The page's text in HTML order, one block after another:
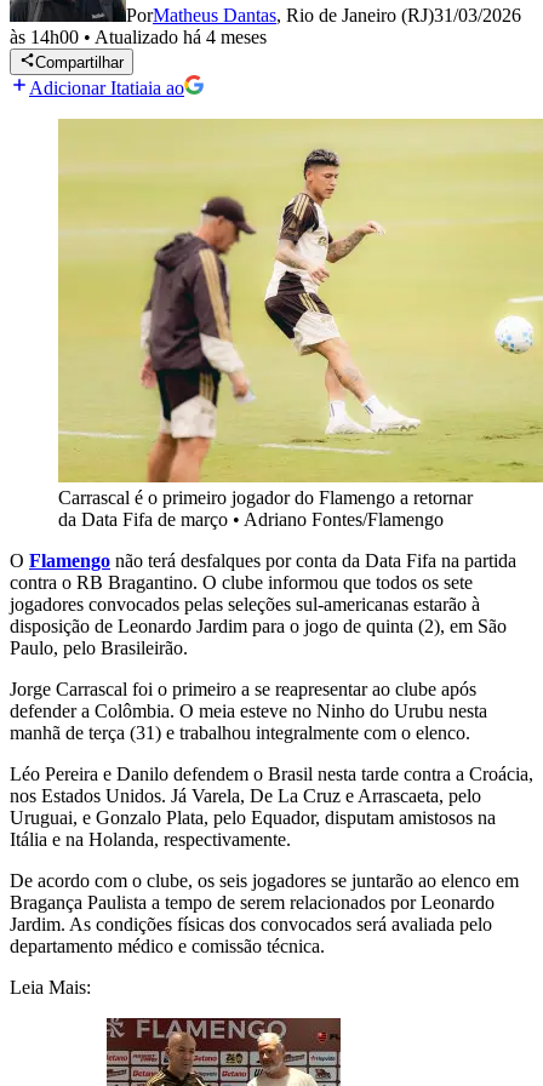
PorMatheus Dantas, Rio de Janeiro (RJ)31/03/2026
às 14h00 • Atualizado há 4 meses
Compartilhar
Adicionar Itatiaia ao
Carrascal é o primeiro jogador do Flamengo a retornar
da Data Fifa de março • Adriano Fontes/Flamengo
O Flamengo não terá desfalques por conta da Data Fifa na partida
contra o RB Bragantino. O clube informou que todos os sete
jogadores convocados pelas seleções sul-americanas estarão à
disposição de Leonardo Jardim para o jogo de quinta (2), em São
Paulo, pelo Brasileirão.
Jorge Carrascal foi o primeiro a se reapresentar ao clube após
defender a Colômbia. O meia esteve no Ninho do Urubu nesta
manhã de terça (31) e trabalhou integralmente com o elenco.
Léo Pereira e Danilo defendem o Brasil nesta tarde contra a Croácia,
nos Estados Unidos. Já Varela, De La Cruz e Arrascaeta, pelo
Uruguai, e Gonzalo Plata, pelo Equador, disputam amistosos na
Itália e na Holanda, respectivamente.
De acordo com o clube, os seis jogadores se juntarão ao elenco em
Bragança Paulista a tempo de serem relacionados por Leonardo
Jardim. As condições físicas dos convocados será avaliada pelo
departamento médico e comissão técnica.
Leia Mais: